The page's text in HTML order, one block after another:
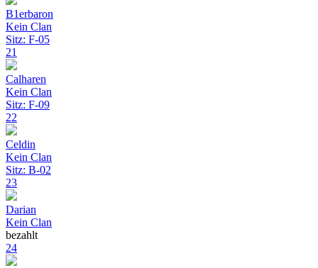
B1erbaron
Kein Clan
Sitz: F-05
21
Calharen
Kein Clan
Sitz: F-09
22
Celdin
Kein Clan
Sitz: B-02
23
Darian
Kein Clan
bezahlt
24